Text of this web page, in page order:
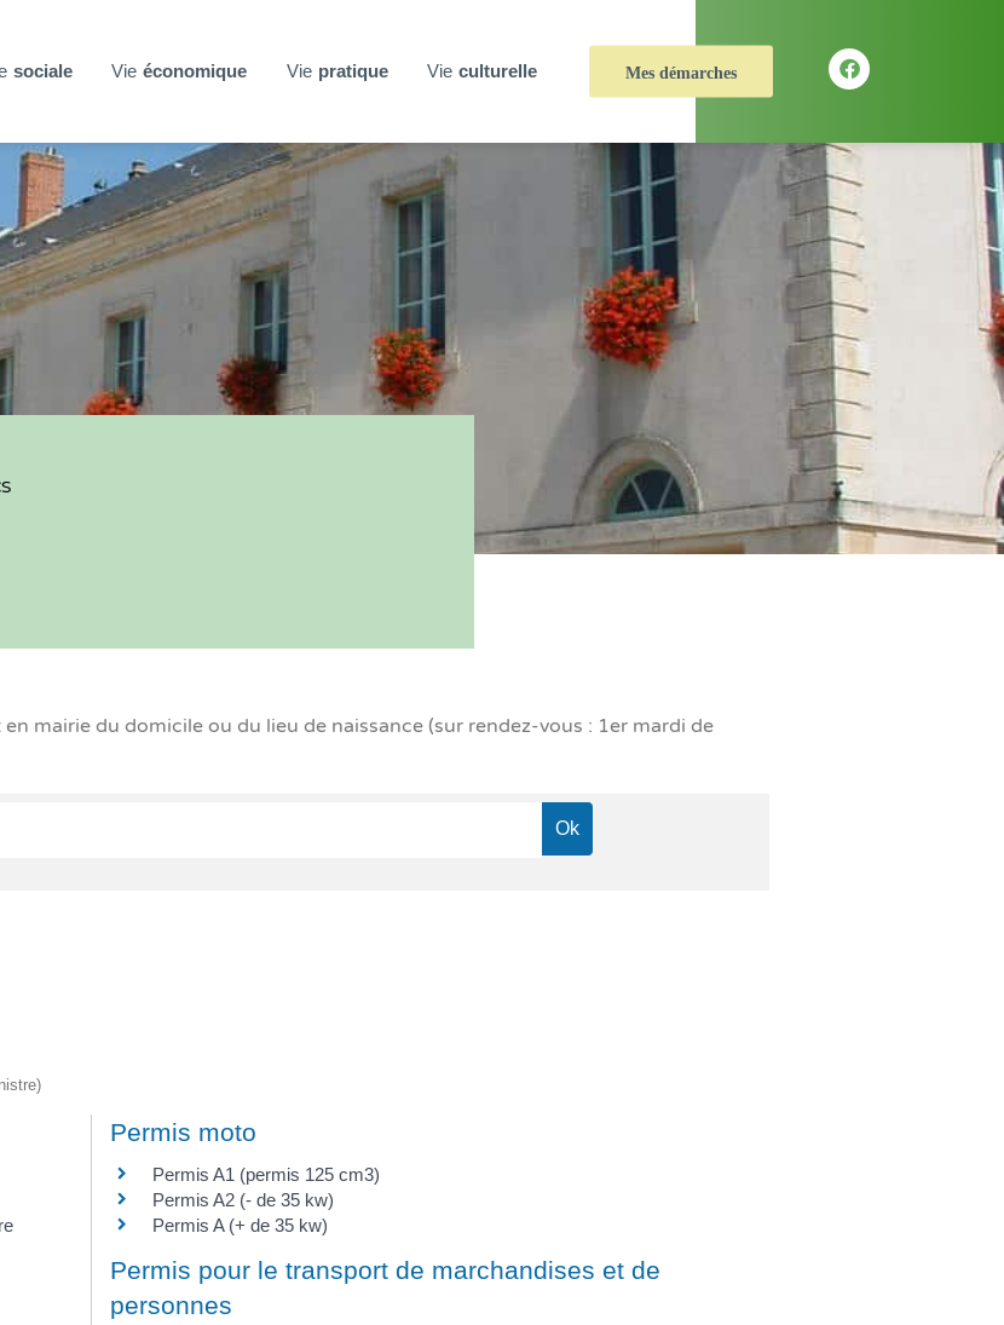
sociale Vie économique Vie pratique Vie culturelle Mes démarches
mairie du domicile ou du lieu de naissance (sur rendez-vous : 1er mardi de
Permis moto
Permis A1 (permis 125 cm3)
Permis A2 (- de 35 kw)
Permis A (+ de 35 kw)
Permis pour le transport de marchandises et de
personnes